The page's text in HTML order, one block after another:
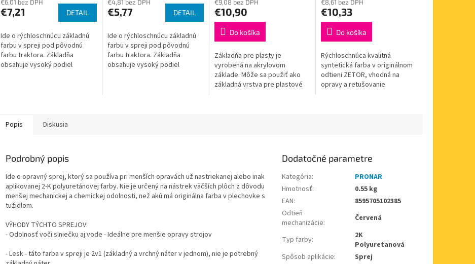
€6,01 bez DPH
€7,21 DETAIL
Ide o rýchloschnúcu základnú
farbu v spreji pod pôvodnú
farbu traktora. Základňa
obsahuje vysoký podiel
€4,81 bez DPH
€5,77 DETAIL
Ide o rýchloschnúcu základnú
farbu v spreji pod pôvodnú
farbu traktora. Základňa
obsahuje vysoký podiel
€9,08 bez DPH
€10,90
Do košíka
Základňa pre plasty je
vyrobená na akrylovom
základe. Môže sa použiť ako
základná vrstva pre plastové
€8,61 bez DPH
€10,33
Do košíka
Rýchloschnúca kvalitná
syntetická farba v originálnom
odtieni ZETOR, vhodná na
opravy a retušovanie
Popis Diskusia
Podrobný popis
Ide o opravný sprej, ktorý sa používa pri menších opravách už nastriekanej alebo inak
aplikovanej 2-K polyuretánovej farby. Nie je určený na nástrek väčších plôch z dôvodu
menšej mechanickej a chemickej odolnosti, než akú má originálna farba v plechovke s
tužidlom.
VÝHODY TÝCHTO SPREJOV:
- Odolnosť voči slniečku aj vode - Ideálne pre menšie opravy strojov
- Lesk - táto farba v spreji je 2v1 (základný a vrchný náter v jednom), nie je potrebný
Dodatočné parametre
Kategória:
PRONAR
Hmotnosť:
0.55 kg
EAN:
8595705102385
Odtieň
mechanizácie: Červená
Typ farby:
2K
Polyuretanová
Spôsob aplikácie:
Sprej